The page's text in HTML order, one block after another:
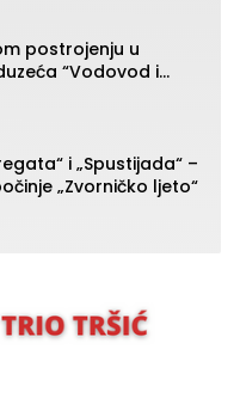
postrojenju u
“Vodovod i
i „Spustijada“ –
„Zvorničko ljeto“